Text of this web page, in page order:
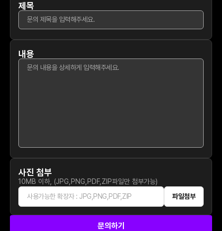
제목
내용
사진 첨부
10MB 이하, (JPG,PNG,PDF,ZIP파일만 첨부가능)
사용가능한 확장자 : JPG,PNG,PDF,ZIP
파일첨부
문의하기